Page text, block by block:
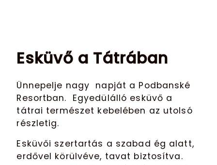
Esküvő a Tátrában
Ünnepelje nagy napját a Podbanské
Resortban. Egyedülálló esküvő a
tátrai természet kebelében az utolsó
részletig.
Esküvői szertartás a szabad ég alatt,
erdővel körülvéve, tavat biztosítva.